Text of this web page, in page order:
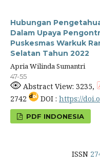
Hubungan
Dalam Upaya
Puskesmas Warkuk
Selatan Tahun 2022
Apria Wilinda Sumantri
47-55
Abstract View: 3235,
2742
DOI : https://
PDF INDONESIA
ISSN